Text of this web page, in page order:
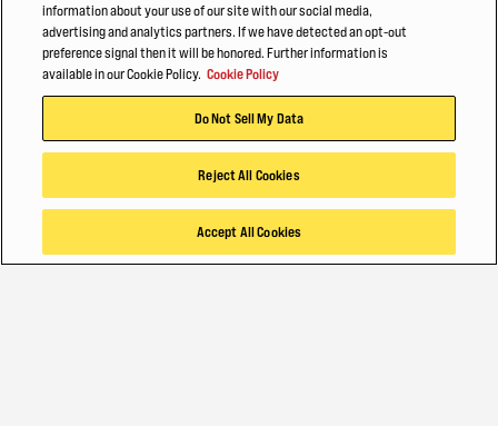
与行业专家会面
需要帮助寻找正确的解决方案吗？让我们的行业专家为您提
供帮助。
information about your use of our site with our social media,
advertising and analytics partners. If we have detected an opt-out
preference signal then it will be honored. Further information is
available in our Cookie Policy. Cookie Policy
Do Not Sell My Data
Reject All Cookies
Accept All Cookies